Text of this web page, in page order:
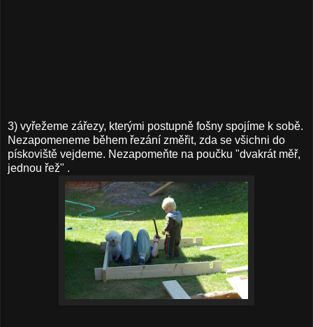
3) vyřežeme zářezy, kterými postupně fošny spojíme k sobě.
Nezapomeneme během řezání změřit, zda se všichni do
pískoviště vejdeme. Nezapomeňte na poučku "dvakrát měř,
jednou řež" .